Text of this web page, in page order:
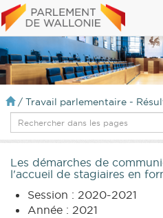
/ Travail parlementaire -
Les démarches de
l'accueil de stagiaires en
Session : 2020-2021
Année : 2021